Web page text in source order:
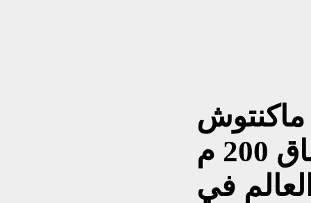
ماكنتوش
بعد إحرازها ذهبية سباق 200 م
في